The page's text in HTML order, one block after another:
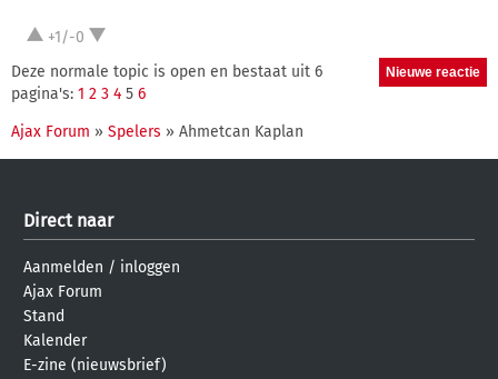
+1/-0
Deze normale topic is open en bestaat uit 6
pagina's: 1 2 3 4 5 6
Ajax Forum » Spelers » Ahmetcan Kaplan
Direct naar
Aanmelden / inloggen
Ajax Forum
Stand
Kalender
E-zine (nieuwsbrief)